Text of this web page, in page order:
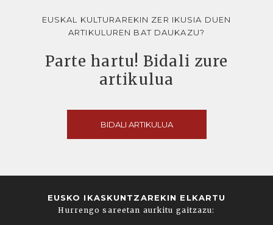
EUSKAL KULTURAREKIN ZER IKUSIA DUEN
ARTIKULUREN BAT DAUKAZU?
Parte hartu! Bidali zure
artikulua
BIDALI ARTIKULUA
EUSKO IKASKUNTZAREKIN ELKARTU
Hurrengo sareetan aurkitu gaitzazu: